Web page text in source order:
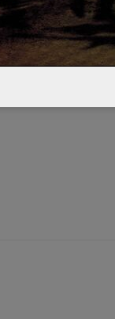
à nos jours
2013 0